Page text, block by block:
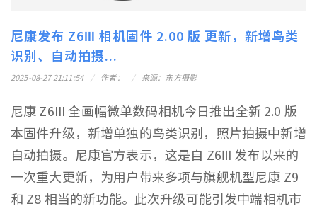
尼康发布 Z6Ⅲ 相机固件 2.00 版 更新，新增鸟类
识别、自动拍摄...
2025-08-27 21:11:54 作者： 来源：东方摄影
尼康 Z6III 全画幅微单数码相机今日推出全新 2.0 版
本固件升级，新增单独的鸟类识别，照片拍摄中新增
自动拍摄。尼康官方表示，这是自 Z6Ⅲ 发布以来的
一次重大更新，为用户带来多项与旗舰机型尼康 Z9
和 Z8 相当的新功能。此次升级可能引发中端相机市